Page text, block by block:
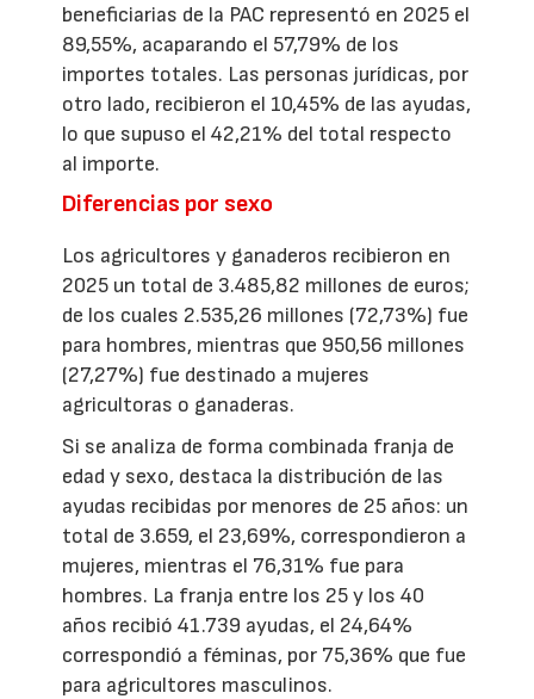
beneficiarias de la PAC representó en 2025 el
89,55%, acaparando el 57,79% de los
importes totales. Las personas jurídicas, por
otro lado, recibieron el 10,45% de las ayudas,
lo que supuso el 42,21% del total respecto
al importe.
Diferencias por sexo
Los agricultores y ganaderos recibieron en
2025 un total de 3.485,82 millones de euros;
de los cuales 2.535,26 millones (72,73%) fue
para hombres, mientras que 950,56 millones
(27,27%) fue destinado a mujeres
agricultoras o ganaderas.
Si se analiza de forma combinada franja de
edad y sexo, destaca la distribución de las
ayudas recibidas por menores de 25 años: un
total de 3.659, el 23,69%, correspondieron a
mujeres, mientras el 76,31% fue para
hombres. La franja entre los 25 y los 40
años recibió 41.739 ayudas, el 24,64%
correspondió a féminas, por 75,36% que fue
para agricultores masculinos.